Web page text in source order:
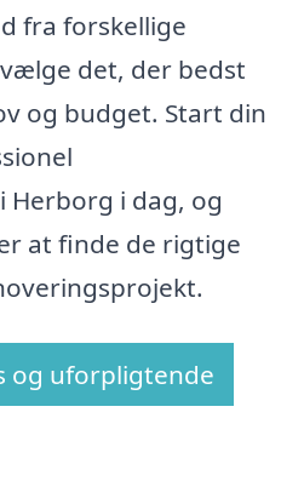
fra forskellige
det, der bedst
og budget. Start din
Herborg i dag, og
at finde de rigtige
og uforpligtende